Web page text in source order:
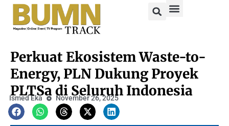
Perkuat Ekosistem Waste-to-
Energy, PLN Dukung Proyek
PLTSa di Seluruh Indonesia
Ismed Eka November 26, 2025